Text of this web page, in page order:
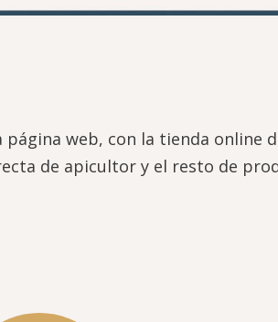
web, con la tienda online
de apicultor y el resto de